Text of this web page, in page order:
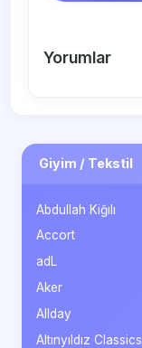
Yorumlar
Giyim / Tekstil
Abdullah Kiğılı
Accort
adL
Aker
Allday
Altınyıldız Classics